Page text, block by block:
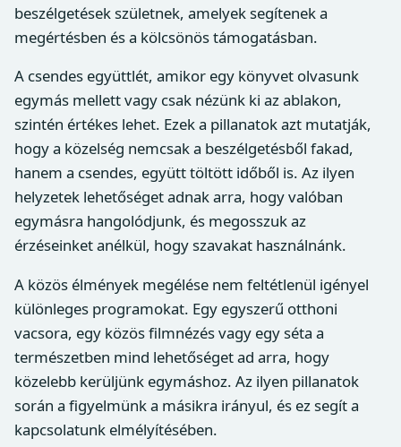
beszélgetések születnek, amelyek segítenek a
megértésben és a kölcsönös támogatásban.
A csendes együttlét, amikor egy könyvet olvasunk
egymás mellett vagy csak nézünk ki az ablakon,
szintén értékes lehet. Ezek a pillanatok azt mutatják,
hogy a közelség nemcsak a beszélgetésből fakad,
hanem a csendes, együtt töltött időből is. Az ilyen
helyzetek lehetőséget adnak arra, hogy valóban
egymásra hangolódjunk, és megosszuk az
érzéseinket anélkül, hogy szavakat használnánk.
A közös élmények megélése nem feltétlenül igényel
különleges programokat. Egy egyszerű otthoni
vacsora, egy közös filmnézés vagy egy séta a
természetben mind lehetőséget ad arra, hogy
közelebb kerüljünk egymáshoz. Az ilyen pillanatok
során a figyelmünk a másikra irányul, és ez segít a
kapcsolatunk elmélyítésében.